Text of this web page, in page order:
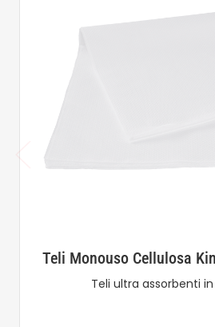
Teli Monouso Cellulosa
Teli ultra assorbenti